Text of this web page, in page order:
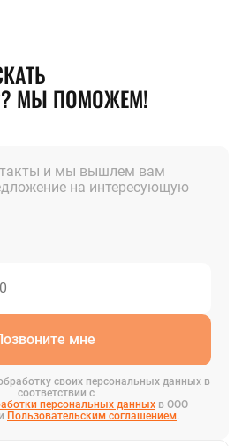
МЫ ПОМОЖЕМ!
и мы вышлем вам
на интересующую
мне
своих персональных данных в
соответствии с
персональных данных в ООО
Пользовательским соглашением.